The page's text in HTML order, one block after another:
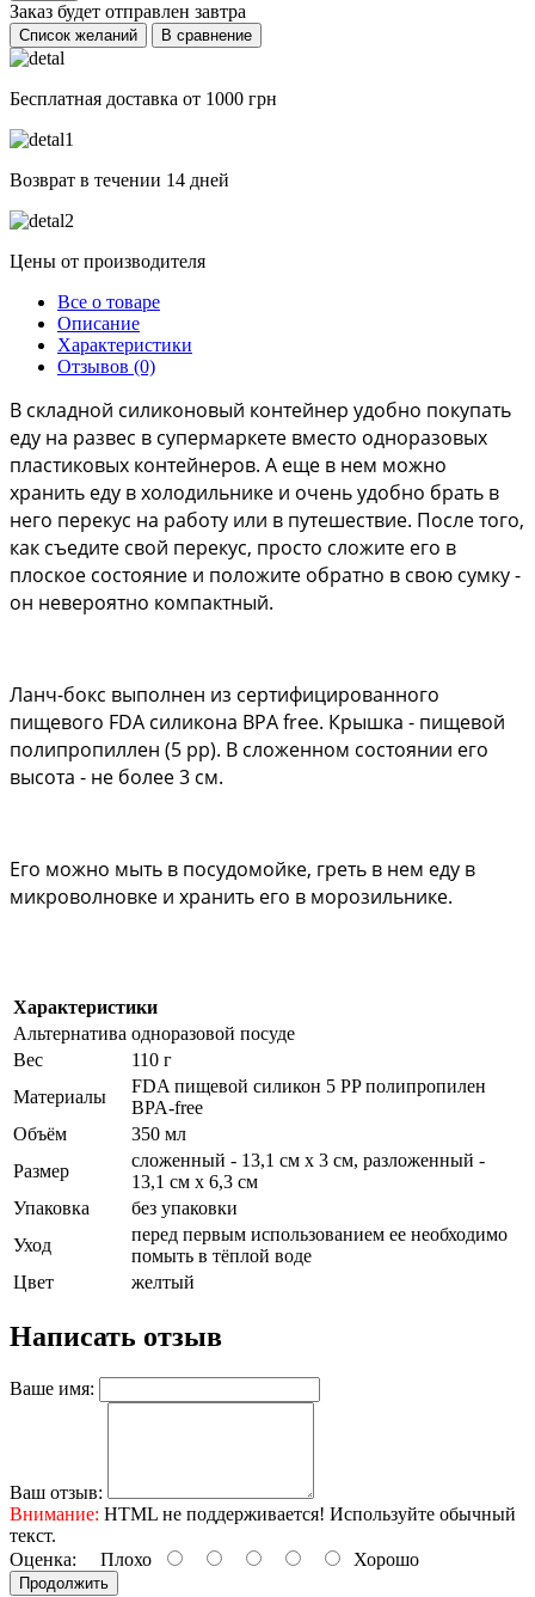
Заказ будет отправлен завтра
Список желаний В сравнение
Бесплатная доставка от 1000 грн
Возврат в течении 14 дней
Цены от производителя
Все о товаре
Описание
Характеристики
Отзывов (0)
В складной силиконовый контейнер удобно покупать
еду на развес в супермаркете вместо одноразовых
пластиковых контейнеров. А еще в нем можно
хранить еду в холодильнике и очень удобно брать в
него перекус на работу или в путешествие. После того,
как съедите свой перекус, просто сложите его в
плоское состояние и положите обратно в свою сумку -
он невероятно компактный.
Ланч-бокс выполнен из сертифицированного
пищевого FDA силикона BPA free. Крышка - пищевой
полипропиллен (5 pp). В сложенном состоянии его
высота - не более 3 см.
Его можно мыть в посудомойке, греть в нем еду в
микроволновке и хранить его в морозильнике.
Характеристики
Альтернатива одноразовой посуде
Вес
110 г
Материалы
FDA пищевой силикон 5 PP полипропилен
BPA-free
Объём
350 мл
Размер
сложенный - 13,1 см х 3 см, разложенный -
13,1 см х 6,3 см
Упаковка
без упаковки
Уход
перед первым использованием ее необходимо
помыть в тёплой воде
Цвет
желтый
Написать отзыв
Ваше имя:
Ваш отзыв:
Внимание: HTML не поддерживается! Используйте обычный
текст.
Оценка: Плохо Хорошо
Продолжить